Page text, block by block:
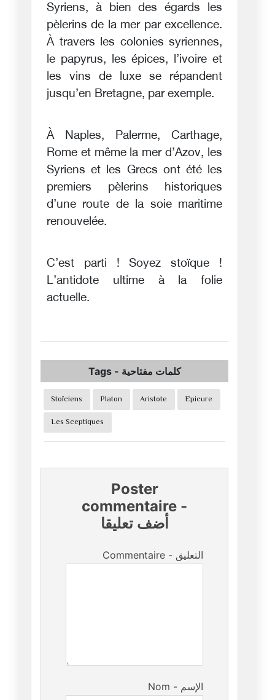
Syriens, à bien des égards les
pèlerins de la mer par excellence.
À travers les colonies syriennes,
le papyrus, les épices, l’ivoire et
les vins de luxe se répandent
jusqu’en Bretagne, par exemple.
À Naples, Palerme, Carthage,
Rome et même la mer d’Azov, les
Syriens et les Grecs ont été les
premiers pèlerins historiques
d’une route de la soie maritime
renouvelée.
C’est parti ! Soyez stoïque !
L’antidote ultime à la folie
actuelle.
Tags- كلمات مفتاحية
Stoïciens Platon Aristote
Epicure
Les Sceptiques
Poster
commentaire -
أضف تعليقا
Commentaire - التعليق
Nom - الإسم